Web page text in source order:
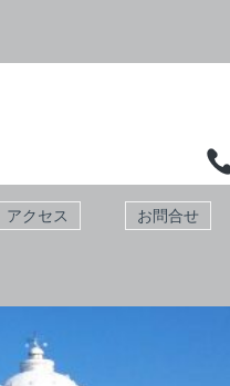
アクセス お問合せ